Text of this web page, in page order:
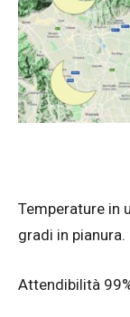
Temperature in
gradi in pianura.
Attendibilità